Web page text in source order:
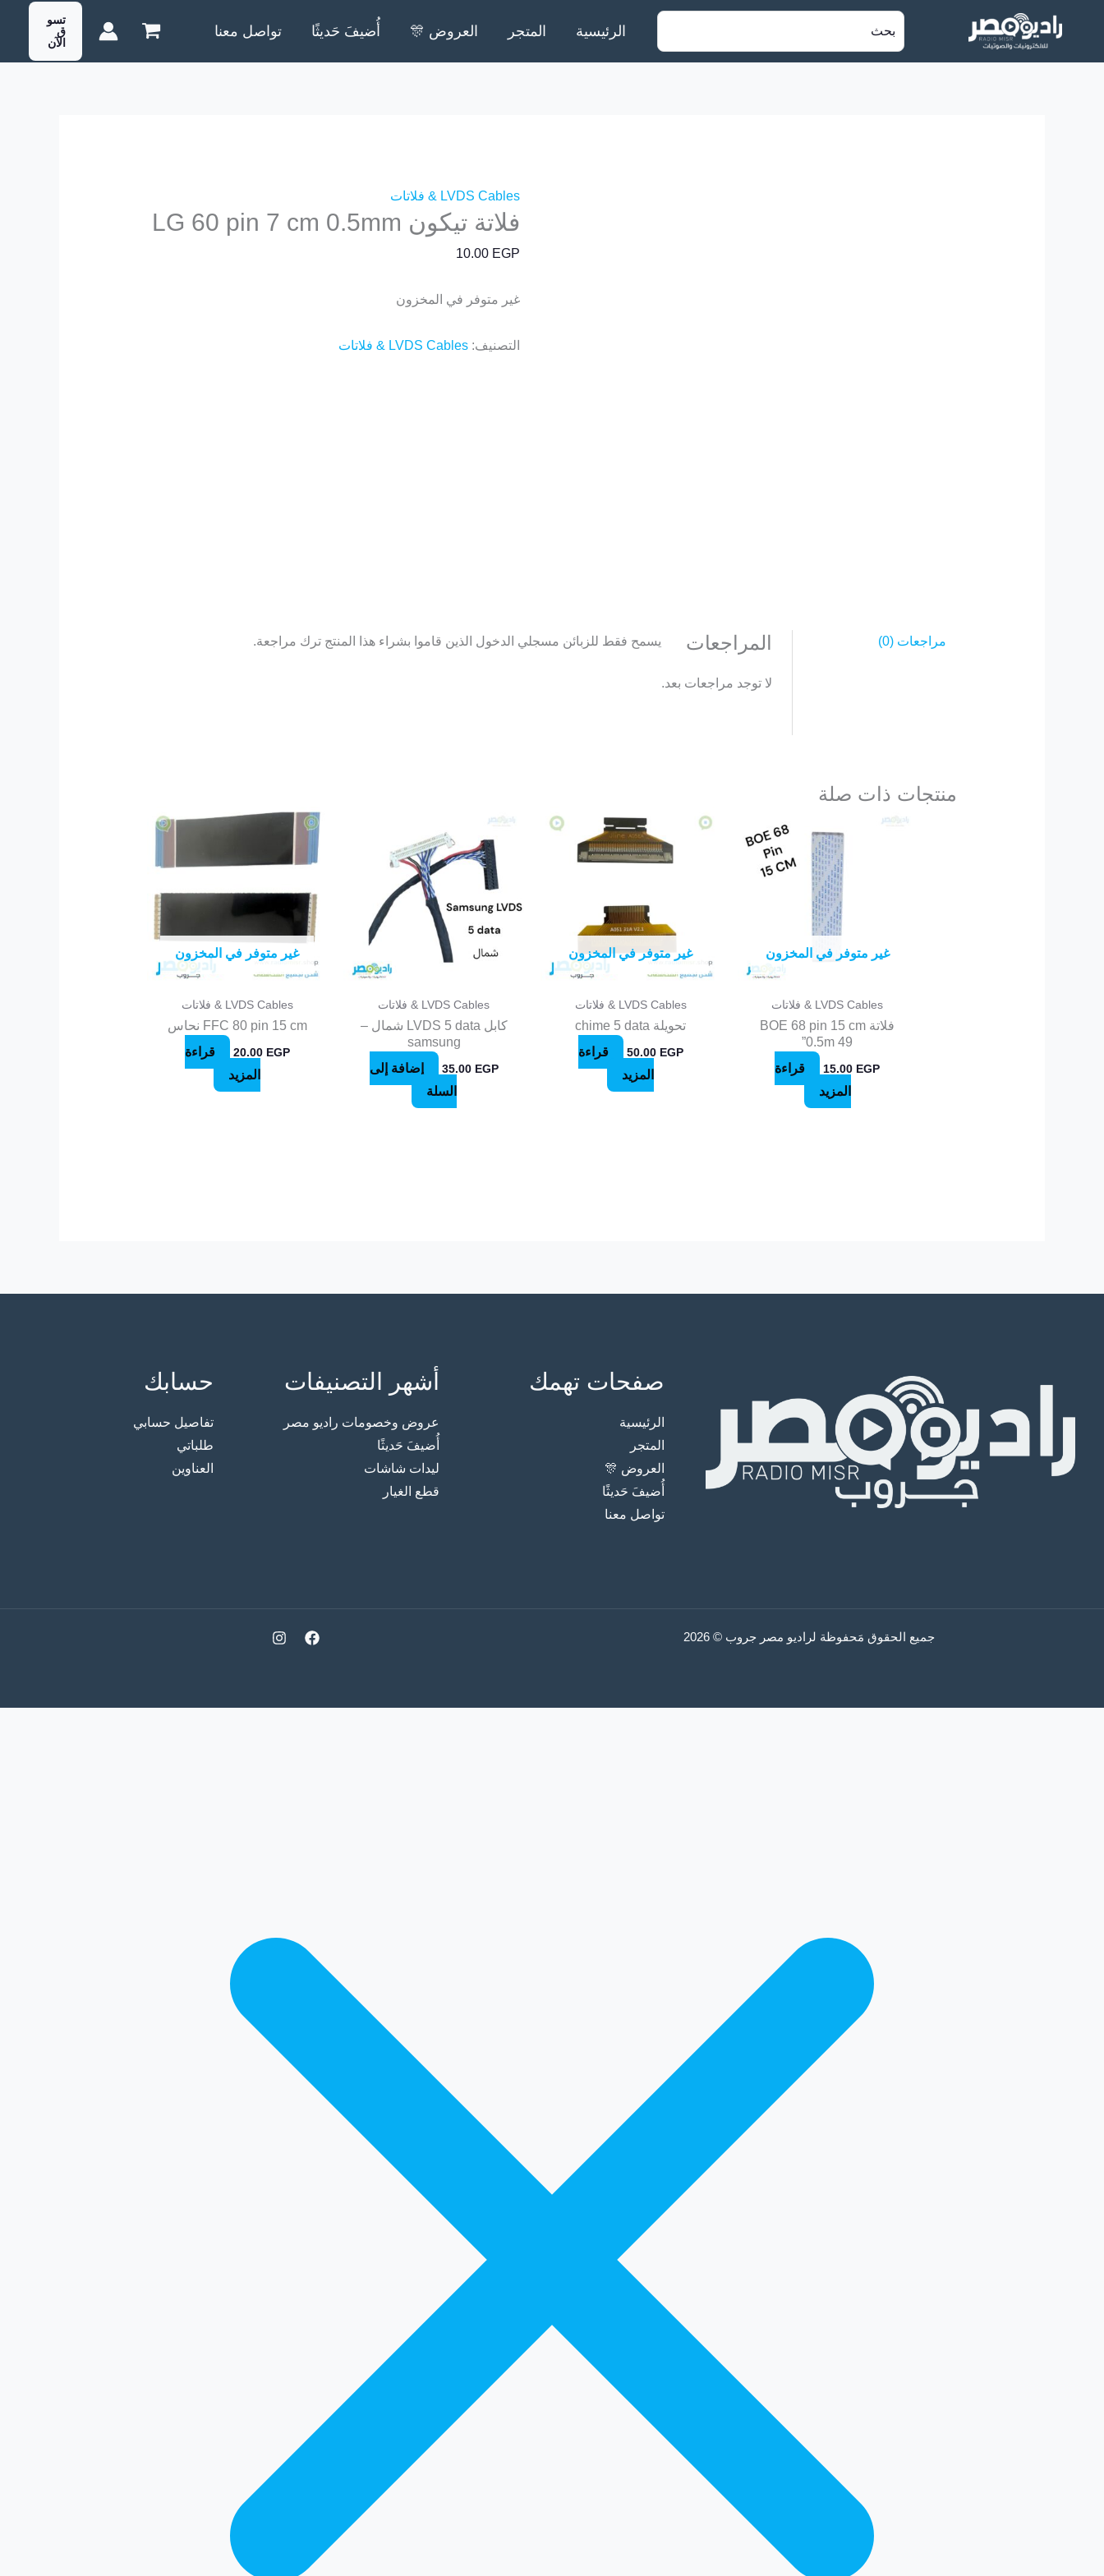
البحث
عن:
الرئيسية المتجر العروض 🎊 أُضيفَ حَديثًا تواصل معنا
تسو
ق
الآن
LVDS Cables & فلاتات
فلاتة تيكون LG 60 pin 7 cm 0.5mm
10.00 EGP
غير متوفر في المخزون
التصنيف:LVDS Cables & فلاتات
مراجعات (0) المراجعات
لا توجد مراجعات بعد.
يسمح فقط للزبائن مسجلي الدخول الذين قاموا بشراء هذا المنتج ترك مراجعة.
منتجات ذات صلة
غير متوفر في المخزون
LVDS Cables & فلاتات
فلاتة BOE 68 pin 15 cm
0.5m 49”
15.00 EGP
قراءة
المزيد
غير متوفر في المخزون
LVDS Cables & فلاتات
تحويلة chime 5 data
50.00 EGP
قراءة
المزيد
LVDS Cables & فلاتات
كابل LVDS 5 data شمال –
samsung
35.00 EGP
إضافة إلى
السلة
غير متوفر في المخزون
LVDS Cables & فلاتات
FFC 80 pin 15 cm نحاس
20.00 EGP
قراءة
المزيد
صفحات تهمك
الرئيسية
المتجر
العروض 🎊
أُضيفَ حَديثًا
تواصل معنا
أشهر التصنيفات
عروض وخصومات راديو مصر
أُضيفَ حَديثًا
ليدات شاشات
قطع الغيار
حسابك
تفاصيل حسابي
طلباتي
العناوين
جميع الحقوق مَحفوظة لراديو مصر جروب © 2026